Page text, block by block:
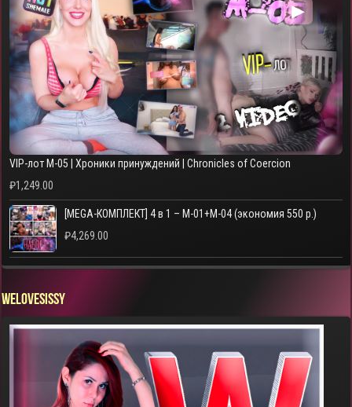
▶
VIP-лот M-05 | Хроники принуждений | Chronicles of Coercion
₽1,249.00
[MEGA-КОМПЛЕКТ] 4 в 1 – M-01+M-04 (экономия 550 р.)
₽4,269.00
WELOVESISSY